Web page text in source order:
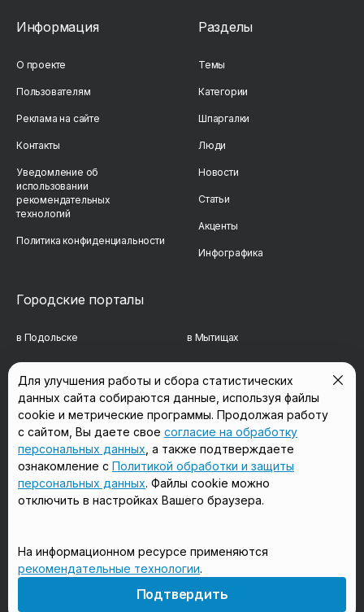
Информация
О проекте
Пользователям
Реклама на сайте
Контакты
Уведомление об
использовании
рекомендательных
технологий
Политика конфиденциальности
Разделы
Темы
Категории
Шпаргалки
Люди
Новости
Статьи
Акценты
Инфографика
Городские порталы
в Подольске в Мытищах
в Сергиевом Посаде в Люберцах
в Красногорске в Королёве
в Домодедово в Щёлково
18+
Мы в соцсетях
Для улучшения работы и сбора статистических
данных сайта собираются данные, используя файлы
cookie и метрические программы. Продолжая работу
с сайтом, Вы даете свое согласие на обработку
персональных данных , а также подтверждаете
ознакомление с Политикой обработки и защиты
персональных данных. Файлы cookie можно
отключить в настройках Вашего браузера.
На информационном ресурсе применяются
рекомендательные технологии.
Подтвердить